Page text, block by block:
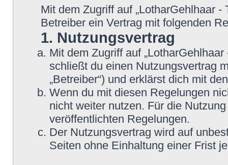
Mit dem Zugriff auf „LotharGehlhaar
Betreiber ein Vertrag mit folgenden
1. Nutzungsvertrag
Mit dem Zugriff auf
schließt du einen Nutzungsvertrag
„Betreiber“) und erklärst dich mit
Wenn du mit diesen Regelungen
nicht weiter nutzen. Für die
veröffentlichten Regelungen.
Der Nutzungsvertrag wird auf
Seiten ohne Einhaltung einer Frist